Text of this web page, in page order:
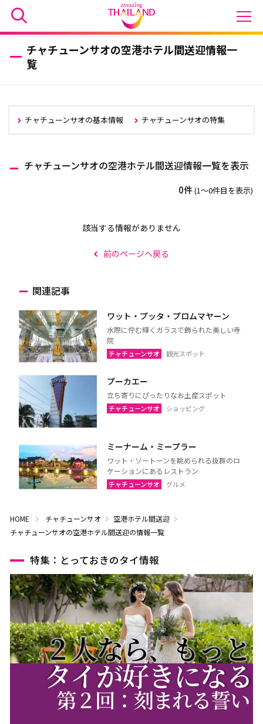
チャチューンサオの空港ホテル間送迎情報一
覧
チャチューンサオの基本情報 チャチューンサオの特集
チャチューンサオの空港ホテル間送迎情報一覧を表示
0件(1〜0件目を表示)
該当する情報がありません
前のページへ戻る
関連記事
ワット・プッタ・プロムマヤーン
水際に佇む輝くガラスで飾られた美しい寺
院
チャチューンサオ 観光スポット
プーカエー
立ち寄りにぴったりなお土産スポット
チャチューンサオ ショッピング
ミーナーム・ミープラー
ワット・ソートーンを眺められる抜群のロ
ケーションにあるレストラン
チャチューンサオ グルメ
HOME チャチューンサオ
空港ホテル間送迎
チャチューンサオの空港ホテル間送迎の情報一覧
特集：とっておきのタイ情報